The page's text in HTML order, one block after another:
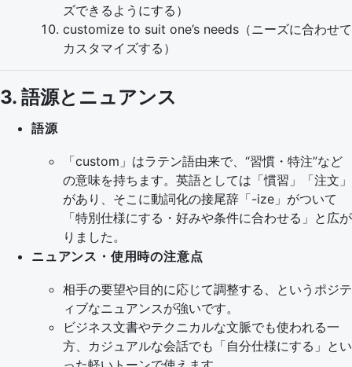
ズできるようにする）
customize to suit one’s needs（ニーズに合わせて
カスタマイズする）
3. 語源とニュアンス
語源
「custom」はラテン語由来で、“習慣・特注”など
の意味を持ちます。英語としては「慣習」「注文」
があり、そこに動詞化の接尾辞「-ize」がついて
「特別仕様にする・好みや条件に合わせる」と広が
りました。
ニュアンス・使用時の注意点
相手の要望や目的に応じて調整する、というポジテ
ィブなニュアンスが強いです。
ビジネス文書やテクニカルな文脈でも使われる一
方、カジュアルな会話でも「自分仕様にする」とい